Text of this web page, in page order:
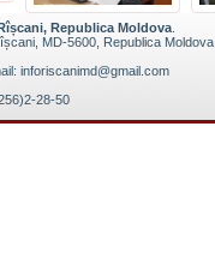
Republica Moldova
MD-5600, Republica Moldova
inforiscanimd@gmail.com
28-50